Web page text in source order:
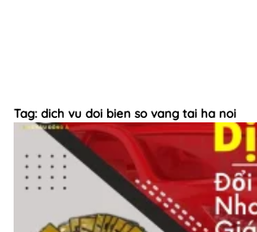
Tag: dich vu doi bien so vang tai ha noi